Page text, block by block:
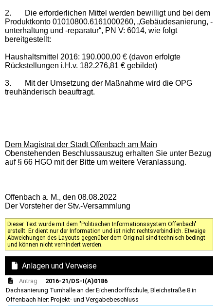
2.
Die erforderlichen Mittel werden bewilligt und bei dem
Produktkonto 01010800.6161000260, „Gebäudesanierung, -
unterhaltung und -reparatur“, PN V: 6014, wie folgt
bereitgestellt:
Haushaltsmittel 2016: 190.000,00 € (davon erfolgte
Rückstellungen i.H.v. 182.276,81 € gebildet)
3.
Mit der Umsetzung der Maßnahme wird die OPG
treuhänderisch beauftragt.
Dem Magistrat der Stadt Offenbach am Main
Obenstehenden Beschlussauszug erhalten Sie unter Bezug
auf § 66 HGO mit der Bitte um weitere Veranlassung.
Offenbach a. M., den 08.08.2022
Der Vorsteher der Stv.-Versammlung
Dieser Text wurde mit dem "Politischen Informationssystem Offenbach"
erstellt. Er dient nur der Information und ist nicht rechtsverbindlich. Etwaige
Abweichungen des Layouts gegenüber dem Original sind technisch bedingt
und können nicht verhindert werden.
Anlagen und Verweise
Antrag
2016-21/DS-I(A)0186
Dachsanierung Turnhalle an der Eichendorffschule, Bleichstraße 8 in
Offenbach hier: Projekt- und Vergabebeschluss